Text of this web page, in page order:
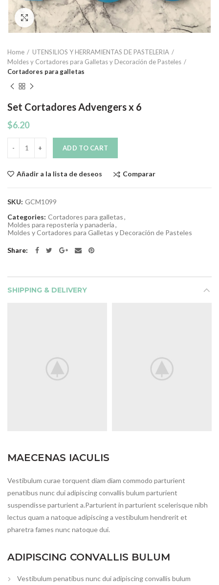
Click to enlarge
Home
UTENSILIOS Y HERRAMIENTAS DE PASTELERIA
Moldes y Cortadores para Galletas y Decoración de Pasteles
Cortadores para galletas
Set Cortadores Advengers x 6
$6.20
ADD TO CART
Añadir a la lista de deseos Comparar
SKU: GCM1099
Categories: Cortadores para galletas,
Moldes para reposteria y panaderia,
Moldes y Cortadores para Galletas y Decoración de Pasteles
Share
SHIPPING & DELIVERY
MAECENAS IACULIS
Vestibulum curae torquent diam diam commodo parturient
penatibus nunc dui adipiscing convallis bulum parturient
suspendisse parturient a.Parturient in parturient scelerisque nibh
lectus quam a natoque adipiscing a vestibulum hendrerit et
pharetra fames nunc natoque dui.
ADIPISCING CONVALLIS BULUM
Vestibulum penatibus nunc dui adipiscing convallis bulum